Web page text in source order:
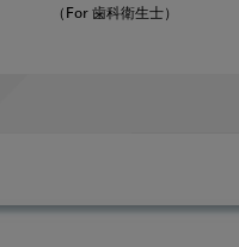
（For 歯科衛生士）